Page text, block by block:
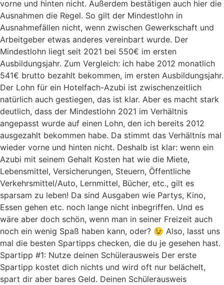
vorne und hinten nicht. Außerdem bestätigen auch hier die
Ausnahmen die Regel. So gilt der Mindestlohn in
Ausnahmefällen nicht, wenn zwischen Gewerkschaft und
Arbeitgeber etwas anderes vereinbart wurde. Der
Mindestlohn liegt seit 2021 bei 550€ im ersten
Ausbildungsjahr. Zum Vergleich: ich habe 2012 monatlich
541€ brutto bezahlt bekommen, im ersten Ausbildungsjahr.
Der Lohn für ein Hotelfach-Azubi ist zwischenzeitlich
natürlich auch gestiegen, das ist klar. Aber es macht stark
deutlich, dass der Mindestlohn 2021 im Verhältnis
angepasst wurde auf einen Lohn, den ich bereits 2012
ausgezahlt bekommen habe. Da stimmt das Verhältnis mal
wieder vorne und hinten nicht. Deshalb ist klar: wenn ein
Azubi mit seinem Gehalt Kosten hat wie die Miete,
Lebensmittel, Versicherungen, Steuern, Öffentliche
Verkehrsmittel/Auto, Lernmittel, Bücher, etc., gilt es
sparsam zu leben! Da sind Ausgaben wie Partys, Kino,
Essen gehen etc. noch lange nicht inbegriffen. Und es
wäre aber doch schön, wenn man in seiner Freizeit auch
noch ein wenig Spaß haben kann, oder? 😉 Also, lasst uns
mal die besten Spartipps checken, die du je gesehen hast.
Spartipp #1: Nutze deinen Schülerausweis Der erste
Spartipp kostet dich nichts und wird oft nur belächelt,
spart dir aber bares Geld. Deinen Schülerausweis